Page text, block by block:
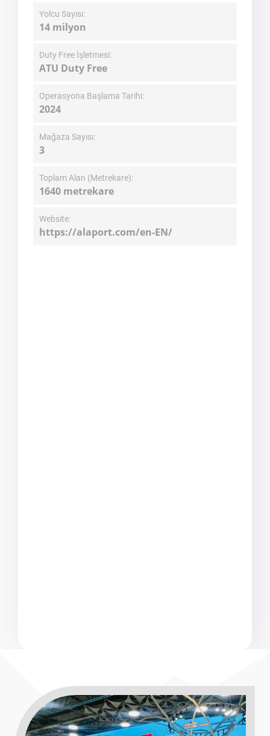
Yolcu Sayısı:
14 milyon
Duty Free İşletmesi:
ATU Duty Free
Operasyona Başlama Tarihi:
2024
Mağaza Sayısı:
3
Toplam Alan (Metrekare):
1640 metrekare
Website:
https://alaport.com/en-EN/